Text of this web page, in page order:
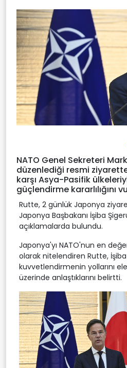
NATO Genel Sekreteri
düzenlediği resmi
karşı Asya-Pasifik
güçlendirme kararlılığını
Rutte, 2 günlük Japonya
Japonya Başbakanı İşiba
açıklamalarda bulundu.
Japonya'yı NATO'nun en
olarak nitelendiren Rutte,
kuvvetlendirmenin yollarını
üzerinde anlaştıklarını belirtti.